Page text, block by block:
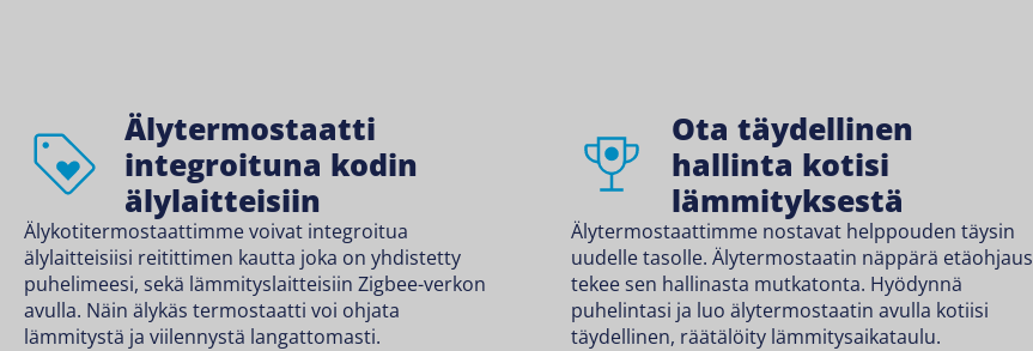
Älytermostaatti
integroituna kodin
älylaitteisiin
Älykotitermostaattimme voivat integroitua
älylaitteisiisi reitittimen kautta joka on yhdistetty
puhelimeesi, sekä lämmityslaitteisiin Zigbee-verkon
avulla. Näin älykäs termostaatti voi ohjata
lämmitystä ja viilennystä langattomasti.
Ota täydellinen
hallinta kotisi
lämmityksestä
Älytermostaattimme nostavat helppouden täysin
uudelle tasolle. Älytermostaatin näppärä etäohjaus
tekee sen hallinasta mutkatonta. Hyödynnä
puhelintasi ja luo älytermostaatin avulla kotiisi
täydellinen, räätälöity lämmitysaikataulu.